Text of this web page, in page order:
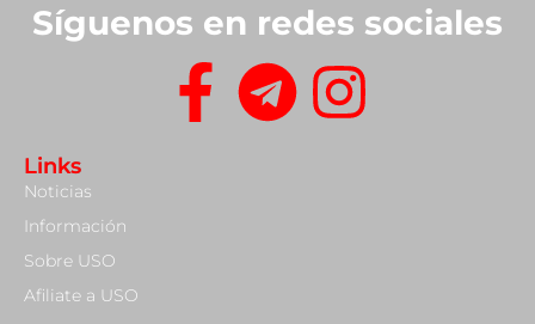
Síguenos en redes sociales
Links
Noticias
Información
Sobre USO
Afiliate a USO